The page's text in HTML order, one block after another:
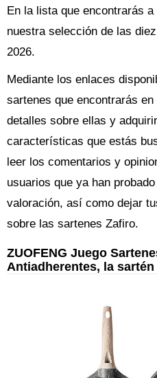
En la lista que encontrarás
nuestra selección de las
2026.
Mediante los enlaces
sartenes que encontrarás
detalles sobre ellas y
características que estás
leer los comentarios y
usuarios que ya han
valoración, así como dejar
sobre las sartenes Zafiro.
ZUOFENG Juego
Antiadherentes, la